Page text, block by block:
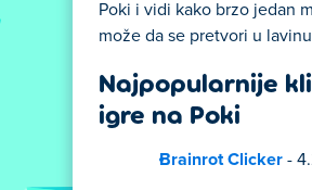
Poki i vidi kako brzo jedan
može da se pretvori u
Najpopularnije
igre na Poki
Brainrot Clicker -